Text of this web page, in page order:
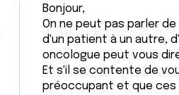
Bonjour,
On ne peut pas parler
d'un patient à un autre,
oncologue peut vous
Et s'il se contente de
préoccupant et que ces